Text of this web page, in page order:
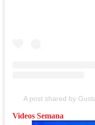
A post shared by
Videos Semana